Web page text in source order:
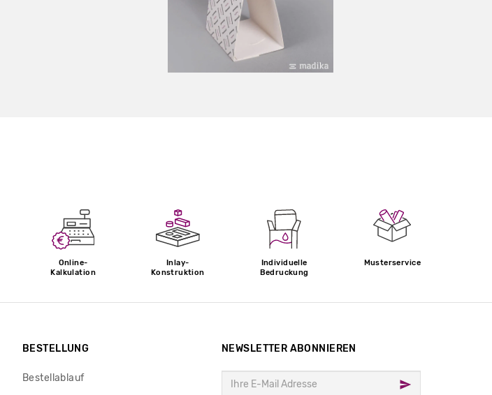
Online-
Kalkulation
Inlay-
Konstruktion
Individuelle
Bedruckung
Musterservice
BESTELLUNG
Bestellablauf
NEWSLETTER ABONNIEREN